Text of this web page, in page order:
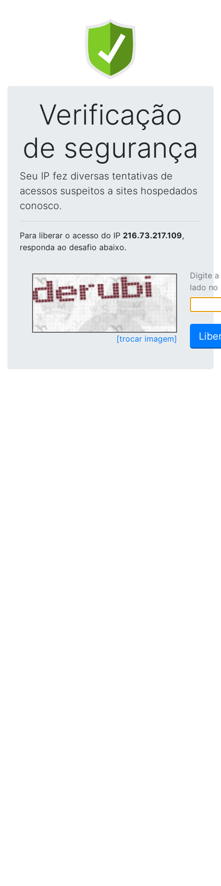
Verificação
de segurança
Seu IP fez diversas tentativas de
acessos suspeitos a sites hospedados
conosco.
Para liberar o acesso do IP 216.73.217.109,
responda ao desafio abaixo.
[trocar imagem]
Digite
lado no